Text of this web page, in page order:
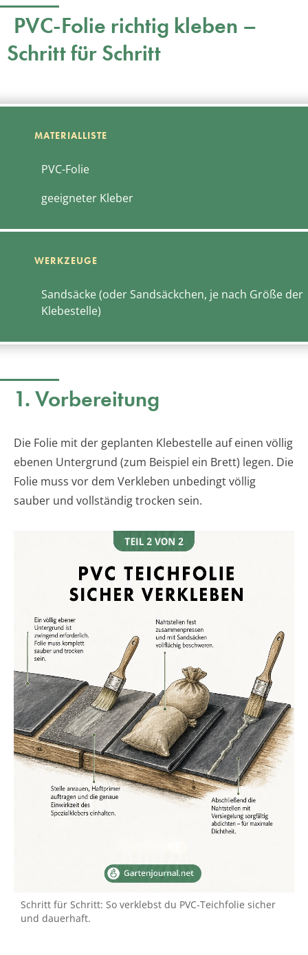
PVC-Folie richtig kleben –
Schritt für Schritt
PVC-Folie
geeigneter Kleber
Sandsäcke (oder Sandsäckchen, je nach Größe der
Klebestelle)
1. Vorbereitung
Die Folie mit der geplanten Klebestelle auf einen völlig
ebenen Untergrund (zum Beispiel ein Brett) legen. Die
Folie muss vor dem Verkleben unbedingt völlig
sauber und vollständig trocken sein.
Schritt für Schritt: So verklebst du PVC-Teichfolie sicher
und dauerhaft.